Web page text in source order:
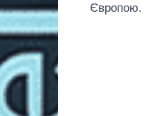
Європою.